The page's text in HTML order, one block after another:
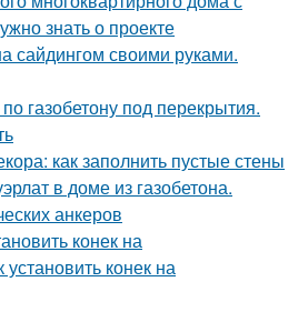
знать о проекте
сайдингом своими руками.
газобетону под перекрытия.
как заполнить пустые стены
в доме из газобетона.
анкеров
конек на
конек на